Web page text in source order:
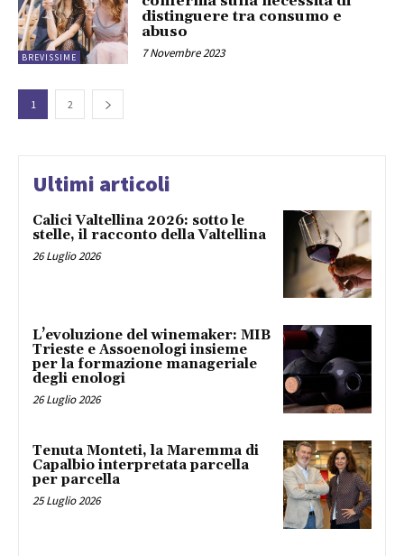
BREVISSIME
distinguere tra consumo e
abuso
7 Novembre 2023
1 2
Ultimi articoli
Calici Valtellina 2026: sotto le
stelle, il racconto della Valtellina
26 Luglio 2026
L’evoluzione del winemaker: MIB
Trieste e Assoenologi insieme
per la formazione manageriale
degli enologi
26 Luglio 2026
Tenuta Monteti, la Maremma di
Capalbio interpretata parcella
per parcella
25 Luglio 2026